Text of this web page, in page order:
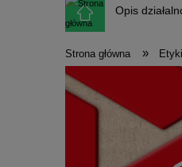
Opis
Strona główna »